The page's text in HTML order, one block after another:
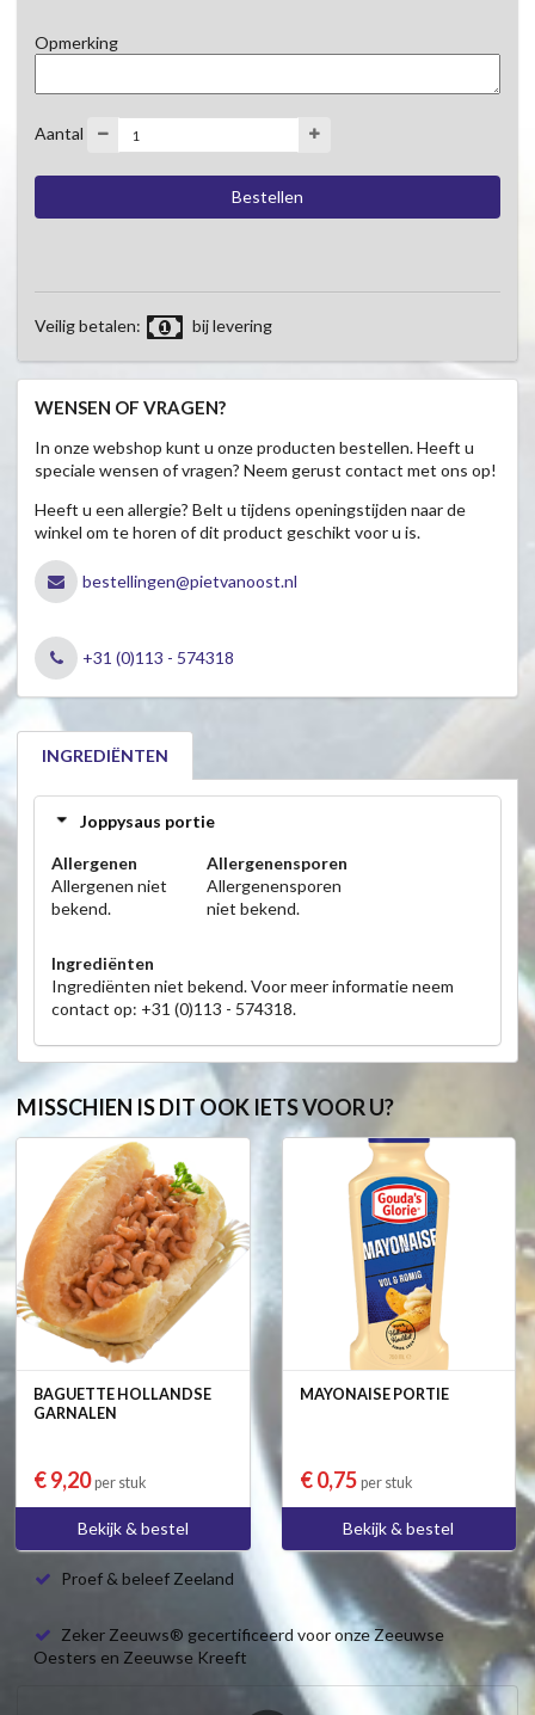
Opmerking
Aantal
Veilig betalen: bij levering
WENSEN OF VRAGEN?
In onze webshop kunt u onze producten bestellen. Heeft u
speciale wensen of vragen? Neem gerust contact met ons op!
Heeft u een allergie? Belt u tijdens openingstijden naar de
winkel om te horen of dit product geschikt voor u is.
bestellingen@pietvanoost.nl
+31 (0)113 - 574318
INGREDIËNTEN
Joppysaus portie
Allergenen
Allergenen niet
bekend.
Allergenensporen
Allergenensporen
niet bekend.
Ingrediënten
Ingrediënten niet bekend. Voor meer informatie neem
contact op: +31 (0)113 - 574318.
MISSCHIEN IS DIT OOK IETS VOOR U?
BAGUETTE HOLLANDSE
GARNALEN
€ 9,20per stuk
Bekijk & bestel
MAYONAISE PORTIE
€ 0,75 per stuk
Bekijk & bestel
Proef & beleef Zeeland
Zeker Zeeuws® gecertificeerd voor onze Zeeuwse
Oesters en Zeeuwse Kreeft